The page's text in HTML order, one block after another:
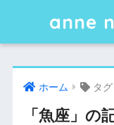
anne
ホーム タグ
「魚座」の